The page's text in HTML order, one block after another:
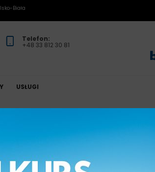
Biała
Telefon:
+48 33 812 30 81
USŁUGI